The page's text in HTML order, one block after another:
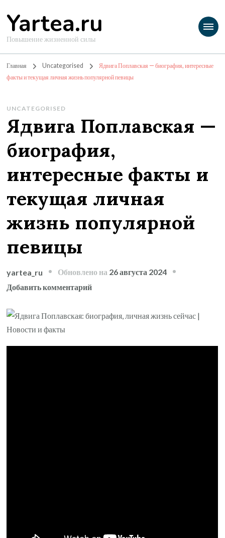
Yartea.ru
Повышение жизненной силы
Главная Uncategorised
Ядвига Поплавская — биография, интересные
факты и текущая личная жизнь популярной певицы
UNCATEGORISED
Ядвига Поплавская —
биография,
интересные факты и
текущая личная
жизнь популярной
певицы
yartea_ru Обновлено на 26 августа 2024
Добавить комментарийк
Ядвига